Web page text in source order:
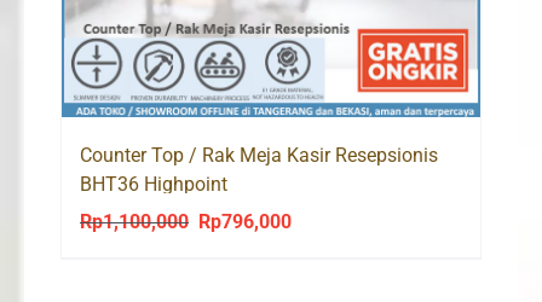
Counter Top / Rak Meja Kasir Resepsionis
BHT36 Highpoint
Rp1,100,000
Original
Rp796,000Current